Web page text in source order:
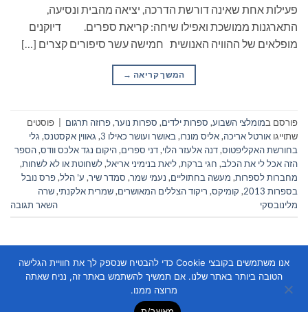
פעילות אחת שאינה דורשת הדרכה, יציאה מהבית ונסיעה,
התארגנות ממושכת ואפילו שיחה: קריאת ספרים. דיוקנים
מופלאים של ההוויה האנושית חמישה עשר סיפורים קצרים […]
המשך קריאה →
פורסם במומלצי השבוע, ספרות ילדים, ספרות נוער,פרוזה תרגום
פוסטים
שתוייגו אורטל אריכה,אליס מונרו, באושר ועושר כאילו 3 , גאווין אקסטנס, גלי
בחורשת האקליפטוס,דנה אלעזר הלוי,דני ספרים,היקום נגד אלכס וודס,הספר
הזה אכל לי את הכלב, חגי ברקת,ליאת בנימיני אריאל,לשחוטת או לא לשחות,
מחברות לספרות, מעשה בחתוליים, נעמי שמר, סמדר שיר, ע' הלל,פרס נובל
בספרות 2013
, קומיקס, ריקוד הצללים המאושרים,שמרית אלקנתי,שרה
מלינובסקי
השאר תגובה
אנו משתמשים בקובצי Cookie כדי להבטיח שנספק לך את חוויית הגלישה
הטובה ביותר באתר שלנו. אם תמשיך להשתמש באתר זה, נניח שאתה
מרוצה ממנו.